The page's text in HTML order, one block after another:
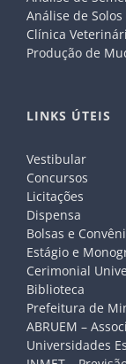
Análise de Solos
Clínica
Produção de
LINKS ÚTEIS
Vestibular
Concursos
Licitações
Dispensa
Bolsas e
Estágio e
Cerimonial
Biblioteca
Prefeitura de
ABRUEM –
Universidades